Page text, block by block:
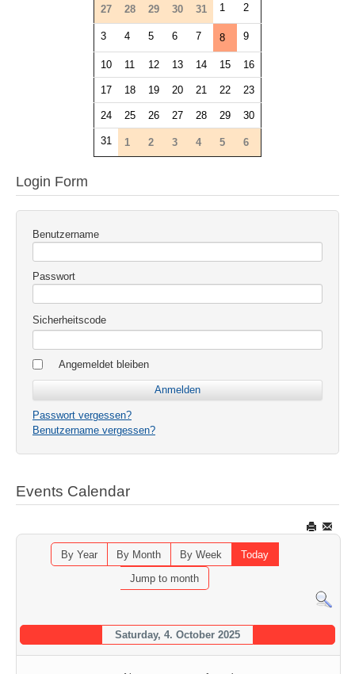
27 28 29 30 31 1 2
3 4 5 6 7 8 9
10 11 12 13 14 15 16
17 18 19 20 21 22 23
24 25 26 27 28 29 30
31 1 2 3 4 5 6
Login Form
Benutzername
Passwort
Sicherheitscode
Angemeldet bleiben
Passwort vergessen?
Benutzername vergessen?
Events Calendar
By Year By Month By Week
Today
Jump to month
Saturday, 4. October 2025